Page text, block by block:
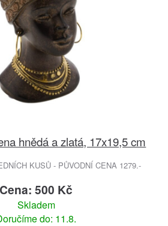
hnědá a zlatá, 17x19,5 cm
KUSŮ - PŮVODNÍ CENA 1279.-
Cena: 500 Kč
Skladem
do: 11.8.